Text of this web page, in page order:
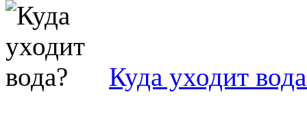
Куда уходит